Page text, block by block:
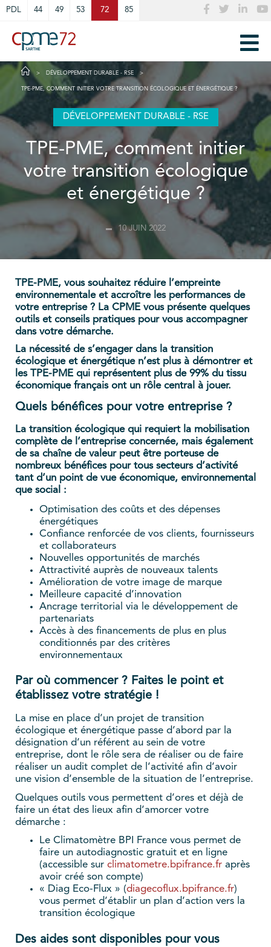
PDL 44 49 53 72 85
DÉVELOPPEMENT DURABLE - RSE
TPE-PME, COMMENT INITIER VOTRE TRANSITION ÉCOLOGIQUE ET ÉNERGÉTIQUE ?
DÉVELOPPEMENT DURABLE - RSE
TPE-PME, comment initier
votre transition écologique
et énergétique ?
10 JUIN 2022
TPE-PME, vous souhaitez réduire l’empreinte
environnementale et accroître les performances de
votre entreprise ? La CPME vous présente quelques
outils et conseils pratiques pour vous accompagner
dans votre démarche.
La nécessité de s’engager dans la transition
écologique et énergétique n’est plus à démontrer et
les TPE-PME qui représentent plus de 99% du tissu
économique français ont un rôle central à jouer.
Quels bénéfices pour votre entreprise ?
La transition écologique qui requiert la mobilisation
complète de l’entreprise concernée, mais également
de sa chaîne de valeur peut être porteuse de
nombreux bénéfices pour tous secteurs d’activité
tant d’un point de vue économique, environnemental
que social :
Optimisation des coûts et des dépenses
énergétiques
Confiance renforcée de vos clients, fournisseurs
et collaborateurs
Nouvelles opportunités de marchés
Attractivité auprès de nouveaux talents
Amélioration de votre image de marque
Meilleure capacité d’innovation
Ancrage territorial via le développement de
partenariats
Accès à des financements de plus en plus
conditionnés par des critères
environnementaux
Par où commencer ? Faites le point et
établissez votre stratégie !
La mise en place d’un projet de transition
écologique et énergétique passe d’abord par la
désignation d’un référent au sein de votre
entreprise, dont le rôle sera de réaliser ou de faire
réaliser un audit complet de l’activité afin d’avoir
une vision d’ensemble de la situation de l’entreprise.
Quelques outils vous permettent d’ores et déjà de
faire un état des lieux afin d’amorcer votre
démarche :
Le Climatomètre BPI France vous permet de
faire un autodiagnostic gratuit et en ligne
(accessible sur climatometre.bpifrance.fr après
avoir créé son compte)
« Diag Eco-Flux » (diagecoflux.bpifrance.fr)
vous permet d’établir un plan d’action vers la
transition écologique
Des aides sont disponibles pour vous
Cookies management panel